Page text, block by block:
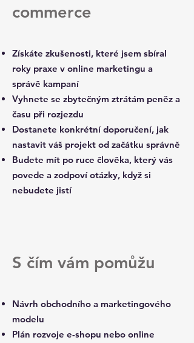
commerce
Získáte zkušenosti, které jsem sbíral
roky praxe v online marketingu a
správě kampaní
Vyhnete se zbytečným ztrátám peněz a
času při rozjezdu
Dostanete konkrétní doporučení, jak
nastavit váš projekt od začátku správně
Budete mít po ruce člověka, který vás
povede a zodpoví otázky, když si
nebudete jistí
S čím vám pomůžu
Návrh obchodního a marketingového
modelu
Plán rozvoje e-shopu nebo online